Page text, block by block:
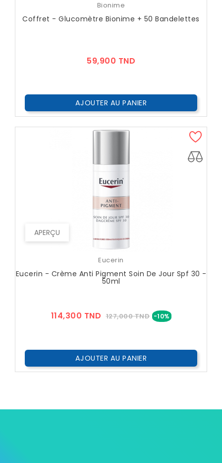
Bionime
Coffret - Glucomètre Bionime + 50 Bandelettes
59,900 TND
AJOUTER AU PANIER
APERÇU
Eucerin
Eucerin - Crème Anti Pigment Soin De Jour Spf 30 -
50ml
114,300 TND Prix
127,000 TND -10% Prix
AJOUTER AU PANIER